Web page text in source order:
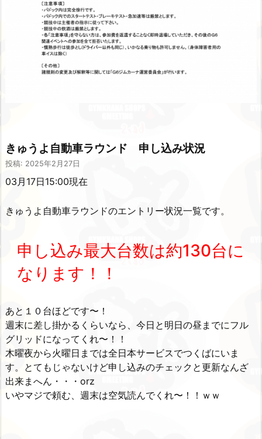
きゅうよ自動車ラウンド 申し込み状況
投稿: 2025年2月27日
03月17日15:00現在
きゅうよ自動車ラウンドのエントリー状況一覧です。
申し込み最大台数は約130台に
なります！！
あと１０台ほどです〜！
週末に差し掛かるくらいなら、今日と明日の昼までにフル
グリッドになってくれ〜！！
木曜夜から火曜日までは全日本サービスでつくばにいま
す。とてもじゃないけど申し込みのチェックと更新なんざ
出来まへん・・・orz
いやマジで頼む、週末は空気読んでくれ〜！！ｗｗ